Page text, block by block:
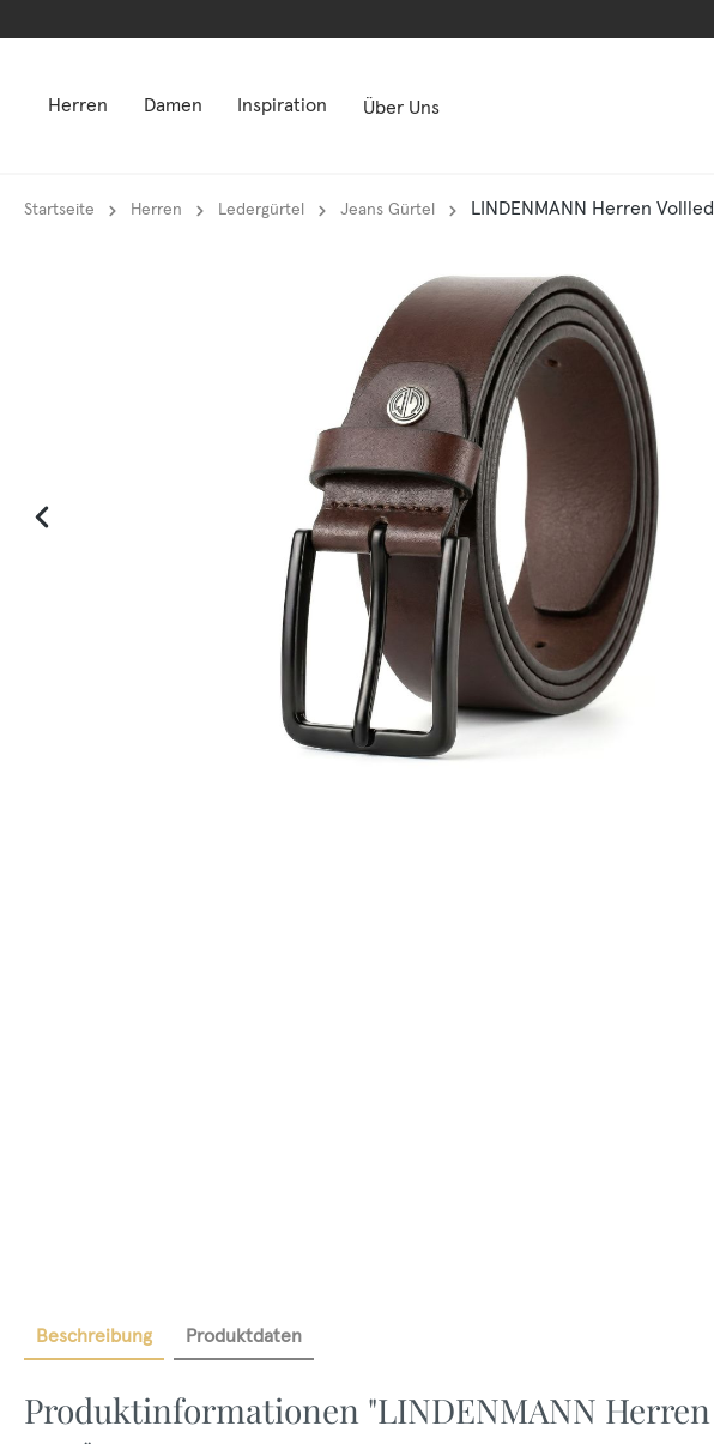
Herren Damen Inspiration Über Uns
Startseite Herren Ledergürtel Jeans Gürtel LINDENMANN Herren
Beschreibung Produktdaten
Produktinformationen "LINDENMANN